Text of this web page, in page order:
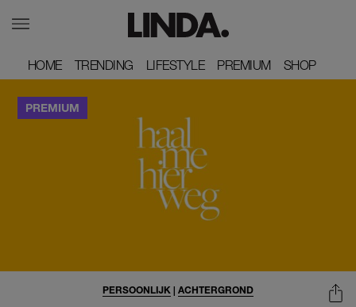
HOME
HOME TRENDING
TRENDING LIFESTYLE
LIFESTYLE PREMIUM
PREMIUM SHOP
SHOP
PERSOONLIJK | ACHTERGROND